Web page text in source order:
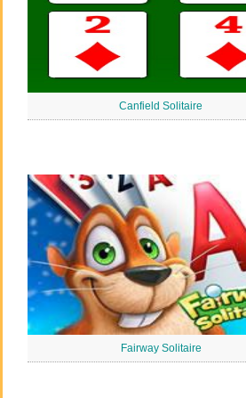
Canfield Solitaire
Fairway Solitaire